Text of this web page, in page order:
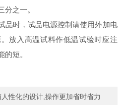
分之一。
时，试品电源控制请使用外加电
放入高温试料作低温试验时应注
的短。
性化的设计,操作更加省时省力